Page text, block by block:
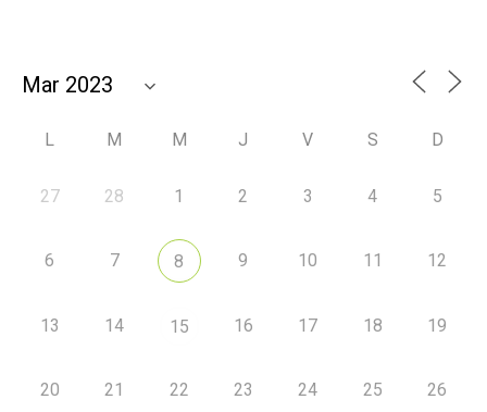
L M M J V S D
27 28 1 2 3 4 5
6 7 8 9 10 11 12
13 14 15 16 17 18 19
20 21 22 23 24 25 26